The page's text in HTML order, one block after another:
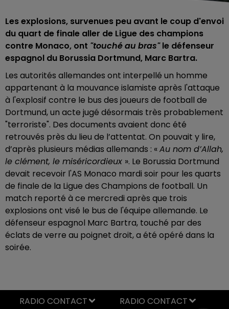
Les explosions, survenues peu avant le coup d'envoi
du quart de finale aller de Ligue des champions
contre Monaco, ont "touché au bras"le défenseur
espagnol du Borussia Dortmund, Marc Bartra.
Les autorités allemandes ont interpellé un homme
appartenant à la mouvance islamiste après l'attaque
à l'explosif contre le bus des joueurs de football de
Dortmund, un acte jugé désormais très probablement
"terroriste". Des documents avaient donc été
retrouvés près du lieu de l’attentat. On pouvait y lire,
d’après plusieurs médias allemands : «Au nom d’Allah,
le clément, le miséricordieux ». Le Borussia Dortmund
devait recevoir l'AS Monaco mardi soir pour les quarts
de finale de la Ligue des Champions de football. Un
match reporté à ce mercredi après que trois
explosions ont visé le bus de l'équipe allemande. Le
défenseur espagnol Marc Bartra, touché par des
éclats de verre au poignet droit, a été opéré dans la
soirée.
RADIO CONTACT